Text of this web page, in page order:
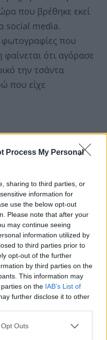
Process My Personal
sharing to third parties, or
information for
use the below opt-out
Please note that after your
may continue seeing
information utilized by
to third parties prior to
opt-out of the further
by third parties on the
This information may
on the IAB’s List of
further disclose it to other
Outs
που βρέθηκε εκεί
social media.
φωτογραφίες που
ότι αγόρασε
την τσάντα
που είχε